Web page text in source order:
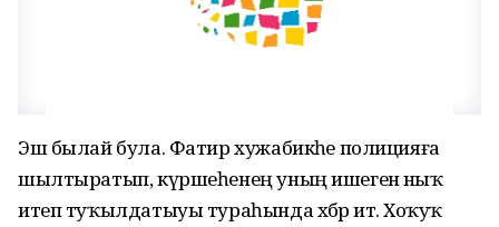
Эш былай була. Фатир хужабикәһе полицияға
шылтыратып, күршеһенең уның ишегенә ныҡ
итеп туҡылдатыуы тураһында хәбәр итә. Хоҡуҡ